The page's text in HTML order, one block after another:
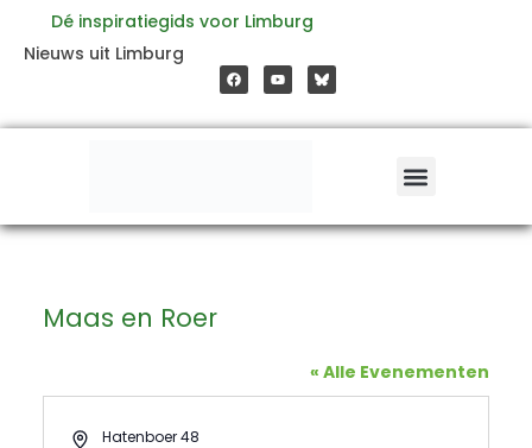
inhoud
Dé inspiratiegids voor Limburg
Nieuws uit Limburg
a
c
e
o
o
o
u
t
b
e
Maas en Roer
« Alle Evenementen
AddressHatenboer 48